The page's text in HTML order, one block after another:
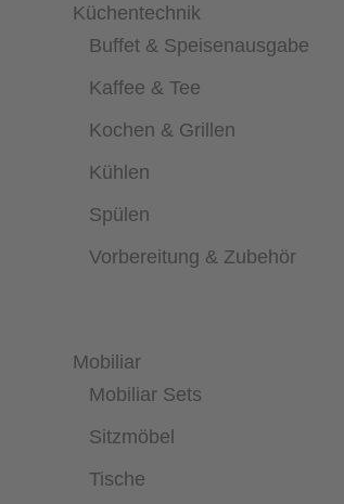
Küchentechnik
Buffet & Speisenausgabe
Kaffee & Tee
Kochen & Grillen
Kühlen
Spülen
Vorbereitung & Zubehör
Mobiliar
Mobiliar Sets
Sitzmöbel
Tische